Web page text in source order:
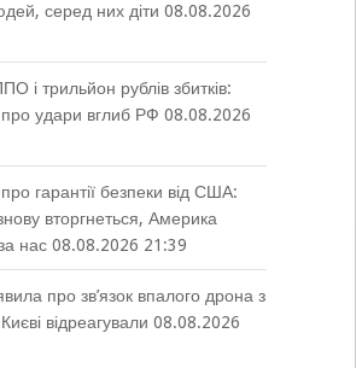
серед них діти 08.08.2026
і трильйон рублів збитків:
удари вглиб РФ 08.08.2026
гарантії безпеки від США:
вторгнеться, Америка
нас 08.08.2026 21:39
про зв’язок впалого дрона з
відреагували 08.08.2026